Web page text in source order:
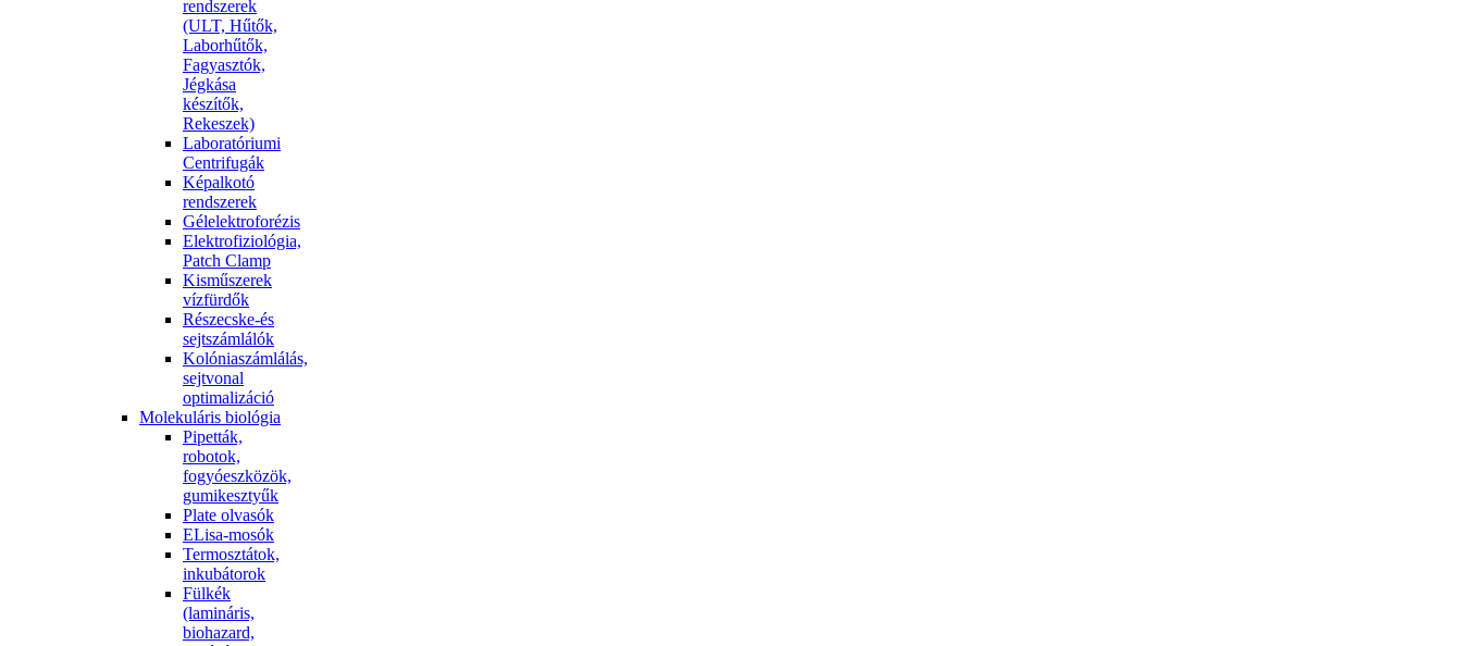
rendszerek
(ULT, Hűtők,
Laborhűtők,
Fagyasztók,
Jégkása
készítők,
Rekeszek)
Laboratóriumi
Centrifugák
Képalkotó
rendszerek
Gélelektroforézis
Elektrofiziológia,
Patch Clamp
Kisműszerek
vízfürdők
Részecske-és
sejtszámlálók
Kolóniaszámlálás,
sejtvonal
optimalizáció
Molekuláris biológia
Pipetták,
robotok,
fogyóeszközök,
gumikesztyűk
Plate olvasók
ELisa-mosók
Termosztátok,
inkubátorok
Fülkék
(lamináris,
biohazard,